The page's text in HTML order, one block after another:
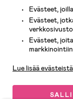
Evästeet,
Evästeet,
Evästeet,
Lue lisää evästeistä
SALLI